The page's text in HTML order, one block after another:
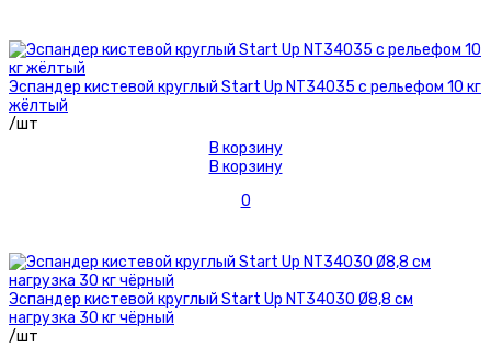
Эспандер кистевой круглый Start Up NT34035 с рельефом 10 кг
жёлтый
/шт
В корзину
В корзину
0
Эспандер кистевой круглый Start Up NT34030 Ø8,8 см
нагрузка 30 кг чёрный
/шт